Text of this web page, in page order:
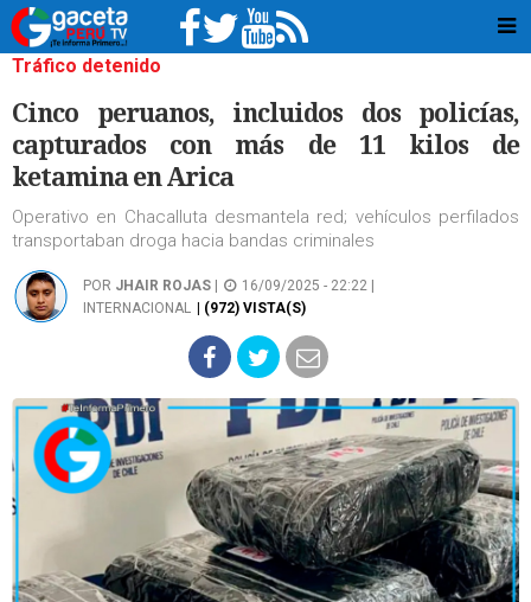
Tráfico detenido
Cinco peruanos, incluidos dos policías,
capturados con más de 11 kilos de
ketamina en Arica
Operativo en Chacalluta desmantela red; vehículos perfilados
transportaban droga hacia bandas criminales
POR JHAIR ROJAS
16/09/2025 - 22:22 |
INTERNACIONAL
| (972) VISTA(S)